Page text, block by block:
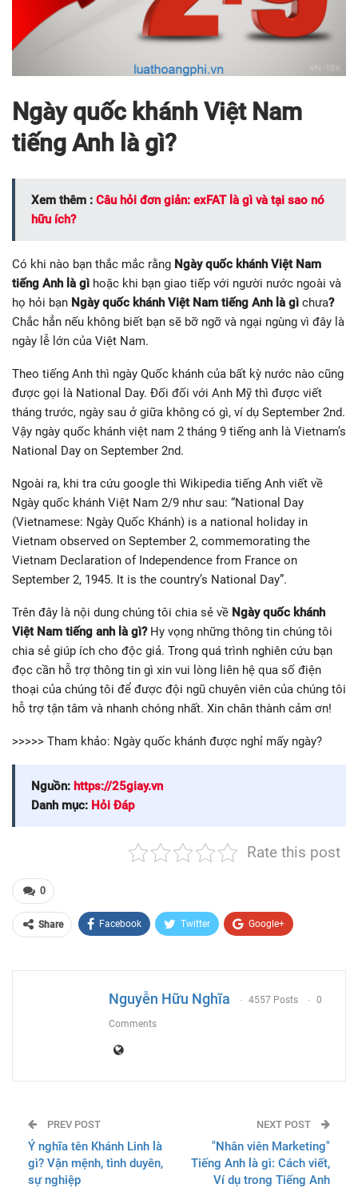
Ngày quốc khánh Việt Nam
tiếng Anh là gì?
Xem thêm : Câu hỏi đơn giản: exFAT là gì và tại sao nó
hữu ích?
Có khi nào bạn thắc mắc rằng Ngày quốc khánh Việt Nam
tiếng Anh là gì hoặc khi bạn giao tiếp với người nước ngoài và
họ hỏi bạn Ngày quốc khánh Việt Nam tiếng Anh là gì chưa?
Chắc hẳn nếu không biết bạn sẽ bỡ ngỡ và ngại ngùng vì đây là
ngày lễ lớn của Việt Nam.
Theo tiếng Anh thì ngày Quốc khánh của bất kỳ nước nào cũng
được gọi là National Day. Đối đối với Anh Mỹ thì được viết
tháng trước, ngày sau ở giữa không có gì, ví dụ September 2nd.
Vậy ngày quốc khánh việt nam 2 tháng 9 tiếng anh là Vietnam’s
National Day on September 2nd.
Ngoài ra, khi tra cứu google thì Wikipedia tiếng Anh viết về
Ngày quốc khánh Việt Nam 2/9 như sau: “National Day
(Vietnamese: Ngày Quốc Khánh) is a national holiday in
Vietnam observed on September 2, commemorating the
Vietnam Declaration of Independence from France on
September 2, 1945. It is the country’s National Day”.
Trên đây là nội dung chúng tôi chia sẻ về Ngày quốc khánh
Việt Nam tiếng anh là gì?Hy vọng những thông tin chúng tôi
chia sẻ giúp ích cho độc giả. Trong quá trình nghiên cứu bạn
đọc cần hỗ trợ thông tin gì xin vui lòng liên hệ qua số điện
thoại của chúng tôi để được đội ngũ chuyên viên của chúng tôi
hỗ trợ tận tâm và nhanh chóng nhất. Xin chân thành cảm ơn!
>>>>> Tham khảo: Ngày quốc khánh được nghỉ mấy ngày?
Nguồn: https://25giay.vn
Danh mục: Hỏi Đáp
Rate this post
0
Share Facebook Twitter Google+
Nguyễn Hữu Nghĩa 4557 Posts 0
Comments
PREV POST
Ý nghĩa tên Khánh Linh là
gì? Vận mệnh, tình duyên,
sự nghiệp
NEXT POST
"Nhân viên Marketing"
Tiếng Anh là gì: Cách viết,
Ví dụ trong Tiếng Anh